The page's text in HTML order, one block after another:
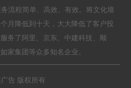
流程简单、高效、有效。将文化墙
月降低到十天，大大降低了客户投
务了阿里、京东、中建科技、顺
家集团等众多知名企业。
告 版权所有